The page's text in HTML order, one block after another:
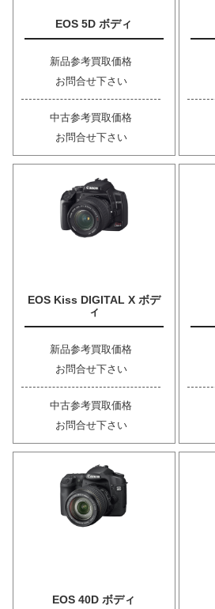
EOS 5D ボディ
新品参考買取価格
お問合せ下さい
中古参考買取価格
お問合せ下さい
EOS Kiss DIGITAL X ボデ
ィ
新品参考買取価格
お問合せ下さい
中古参考買取価格
お問合せ下さい
EOS 40D ボディ